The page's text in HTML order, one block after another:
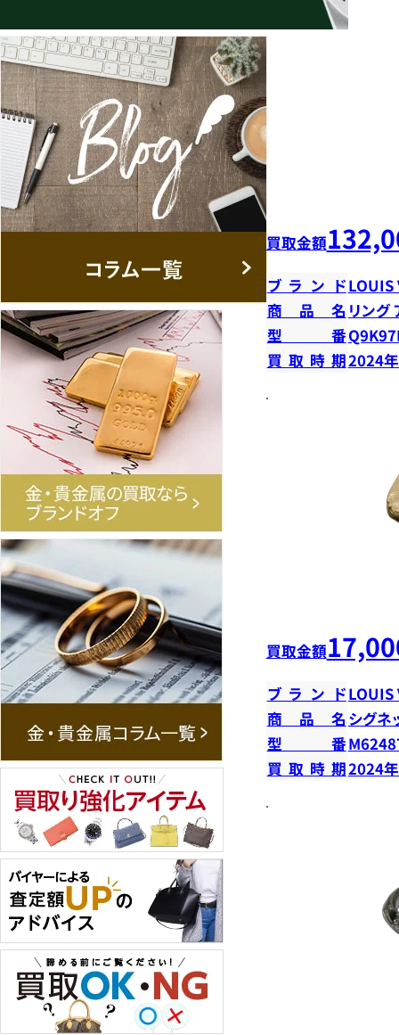
買取金額
ブランドLOUIS
商品名 リング
型番
買取時期2024
買取金額
ブランドLOUIS
商品名 シグネ
型番
買取時期2024